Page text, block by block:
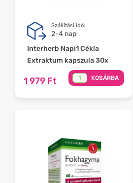
Szállítási idő:
2-4 nap
Interherb Napi1 Cékla
Extraktum kapszula 30x
1 979 Ft KOSÁRBA